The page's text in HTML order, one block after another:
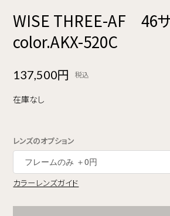
WISE THREE-AF 46
color.AKX-520C
137,500円 税込
在庫なし
レンズのオプション
カラーレンズガイド